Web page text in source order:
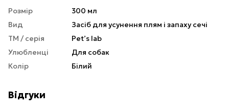
Розмір
300 мл
Вид
Засіб для усунення плям і запаху сечі
ТМ / серія
Pet’s lab
Улюбленці
Для собак
Колір
Білий
Відгуки